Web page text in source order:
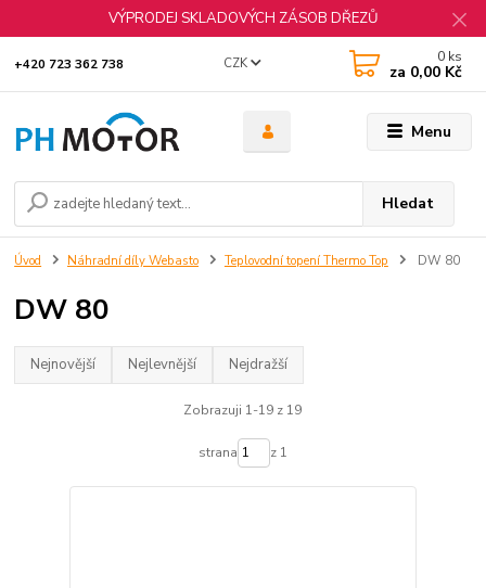
VÝPRODEJ SKLADOVÝCH ZÁSOB DŘEZŮ
Menu
CZK
Hledat
+420 723 362 738 0 ks
za 0,00 Kč
Úvod Náhradní díly Webasto Teplovodní topení Thermo Top DW 80
DW 80
Nejnovější Nejlevnější Nejdražší
Zobrazuji 1-19 z 19
strana z 1